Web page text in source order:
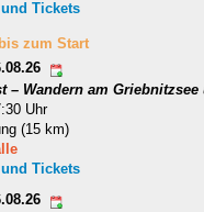
Tickets
zum Start
– Wandern am Griebnitzsee
Uhr
(15 km)
Tickets